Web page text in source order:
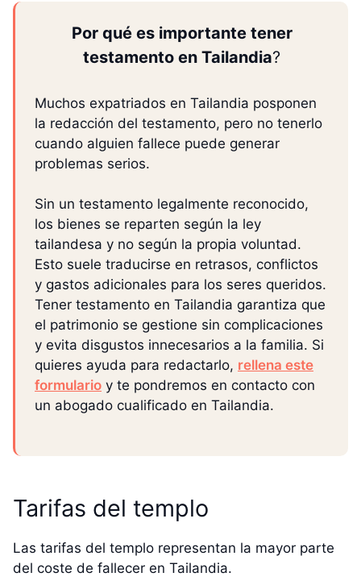
Por qué es importante tener
testamento en Tailandia?
Muchos expatriados en Tailandia posponen
la redacción del testamento, pero no tenerlo
cuando alguien fallece puede generar
problemas serios.
Sin un testamento legalmente reconocido,
los bienes se reparten según la ley
tailandesa y no según la propia voluntad.
Esto suele traducirse en retrasos, conflictos
y gastos adicionales para los seres queridos.
Tener testamento en Tailandia garantiza que
el patrimonio se gestione sin complicaciones
y evita disgustos innecesarios a la familia. Si
quieres ayuda para redactarlo, rellena este
formulario y te pondremos en contacto con
un abogado cualificado en Tailandia.
Tarifas del templo
Las tarifas del templo representan la mayor parte
del coste de fallecer en Tailandia.